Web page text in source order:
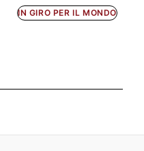
IN GIRO PER IL MONDO